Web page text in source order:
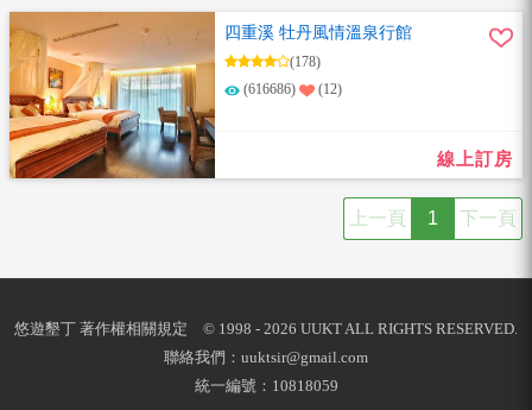
四重溪 牡丹風情溫泉行館
(178)
(616686)
(12)
線上訂房
上一頁 1 下一頁
悠遊墾丁 著作權相關規定 © 1998 - 2026 UUKT ALL RIGHTS RESERVED.
聯絡我們： uuktsir@gmail.com
統一編號：10818059